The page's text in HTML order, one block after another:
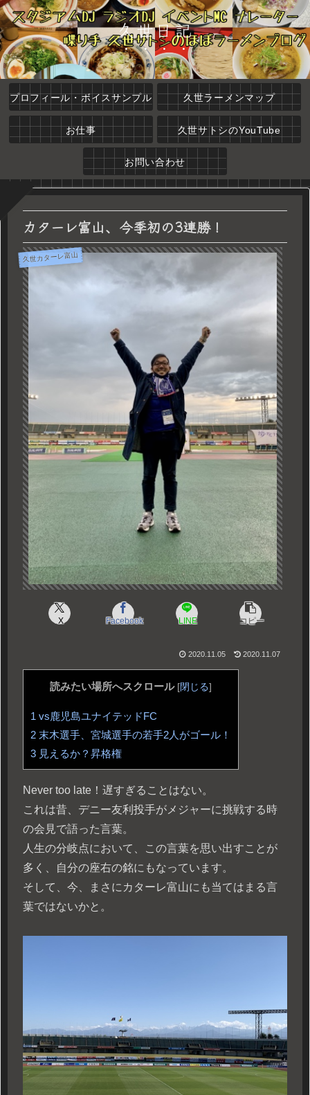
久世日記
プロフィール・ボイスサンプル 久世ラーメンマップ
お仕事 久世サトシのYouTube
お問い合わせ
カターレ富山、今季初の3連勝！
久世カターレ富山
X Facebook LINE コピー
2020.11.05 2020.11.07
読みたい場所へスクロール [閉じる]
1 vs鹿児島ユナイテッドFC
2 末木選手、宮城選手の若手2人がゴール！
3 見えるか？昇格権
Never too late！遅すぎることはない。
これは昔、デニー友利投手がメジャーに挑戦する時
の会見で語った言葉。
人生の分岐点において、この言葉を思い出すことが
多く、自分の座右の銘にもなっています。
そして、今、まさにカターレ富山にも当てはまる言
葉ではないかと。